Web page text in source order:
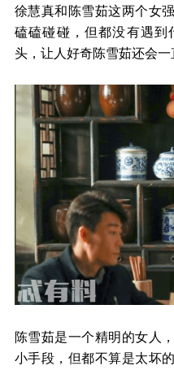
徐慧真和陈雪茹这两个女
磕磕碰碰，但都没有遇
头，让人好奇陈雪茹还会
陈雪茹是一个精明的女人
小手段，但都不算是太坏